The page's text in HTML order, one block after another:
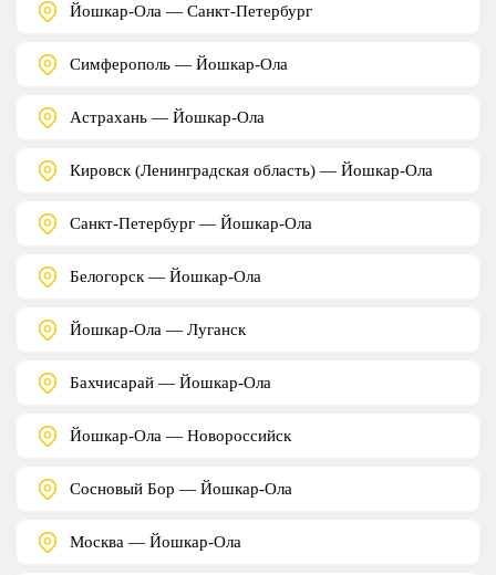
Йошкар-Ола — Санкт-Петербург
Симферополь — Йошкар-Ола
Астрахань — Йошкар-Ола
Кировск (Ленинградская область) — Йошкар-Ола
Санкт-Петербург — Йошкар-Ола
Белогорск — Йошкар-Ола
Йошкар-Ола — Луганск
Бахчисарай — Йошкар-Ола
Йошкар-Ола — Новороссийск
Сосновый Бор — Йошкар-Ола
Москва — Йошкар-Ола